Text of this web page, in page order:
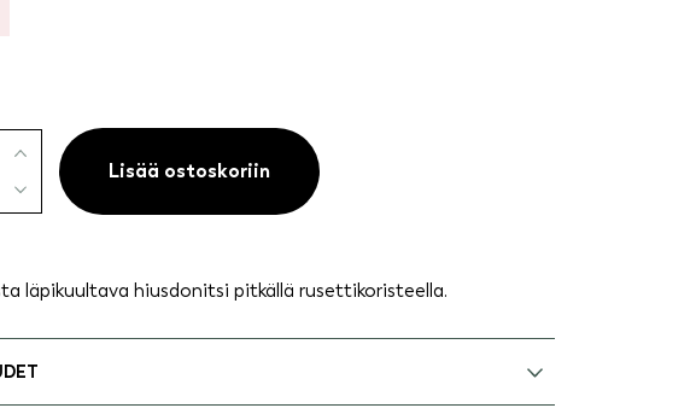
Lisää ostoskoriin
läpikuultava hiusdonitsi pitkällä rusettikoristeella.